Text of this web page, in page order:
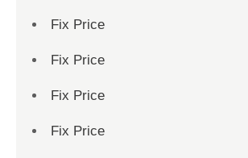
Fix Price
Fix Price
Fix Price
Fix Price